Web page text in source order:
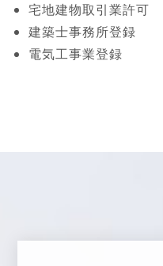
宅地建物取引業許可
建築士事務所登録
電気工事業登録